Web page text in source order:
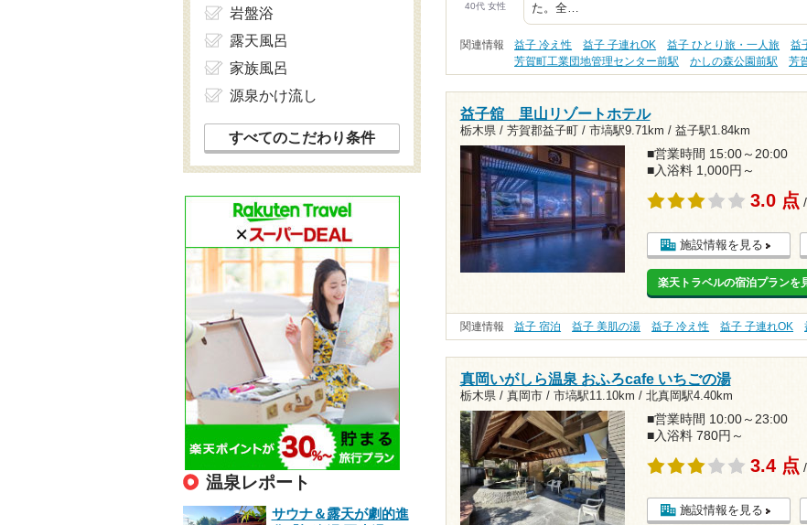
40代 女性
た。全…
関連情報 益子 冷え性 益子 子連れOK 益子 ひとり旅・一人旅
益
芳賀町工業団地管理センター前駅
かしの森公園前駅 芳
益子舘 里山リゾートホテル
栃木県 / 芳賀郡益子町 / 市塙駅9.71km / 益子駅1.84km
■営業時間 15:00～20:00
■入浴料 1,000円～
3.0 点
施設情報を見る
楽天トラベルの宿泊プランを
関連情報 益子 宿泊 益子 美肌の湯 益子 冷え性 益子 子連れOK
真岡いがしら温泉 おふろcafe いちごの湯
栃木県 / 真岡市 / 市塙駅11.10km / 北真岡駅4.40km
■営業時間 10:00～23:00
■入浴料 780円～
3.4 点
施設情報を見る
岩盤浴
露天風呂
家族風呂
源泉かけ流し
すべてのこだわり条件
温泉レポート
サウナ＆露天が劇的進